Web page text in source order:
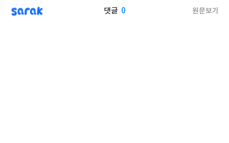
sarak 댓글 0 원문보기